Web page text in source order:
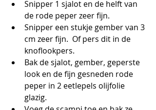
Snipper 1 sjalot en de helft van
de rode peper zeer fijn.
Snipper een stukje gember van 3
cm zeer fijn.  Of pers dit in de
knoflookpers.
Bak de sjalot, gember, geperste
look en de fijn gesneden rode
peper in 2 eetlepels olijfolie
glazig.